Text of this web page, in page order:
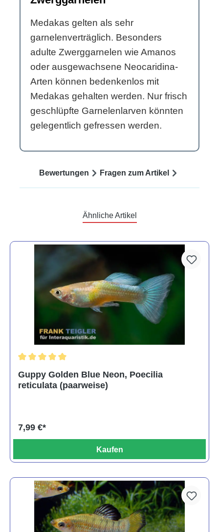
Medakas gelten als sehr
garnelenverträglich. Besonders
adulte Zwerggarnelen wie Amanos
oder ausgewachsene Neocaridina-
Arten können bedenkenlos mit
Medakas gehalten werden. Nur frisch
geschlüpfte Garnelenlarven könnten
gelegentlich gefressen werden.
Bewertungen Fragen zum Artikel
Ähnliche Artikel
Guppy Golden Blue Neon, Poecilia
reticulata (paarweise)
7,99 €*
Kaufen